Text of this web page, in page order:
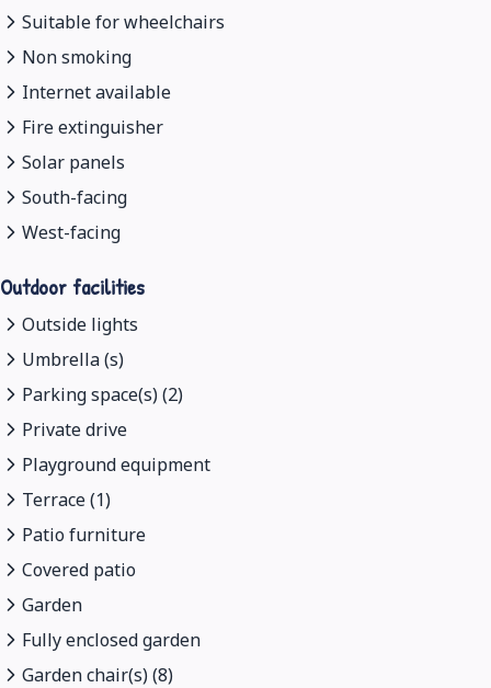
Suitable for wheelchairs
Non smoking
Internet available
Fire extinguisher
Solar panels
South-facing
West-facing
Outdoor facilities
Outside lights
Umbrella (s)
Parking space(s) (2)
Private drive
Playground equipment
Terrace (1)
Patio furniture
Covered patio
Garden
Fully enclosed garden
Garden chair(s) (8)